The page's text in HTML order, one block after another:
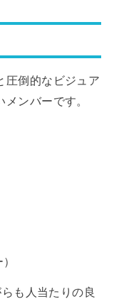
圧倒的なビジュア
ンバーです。
も人当たりの良